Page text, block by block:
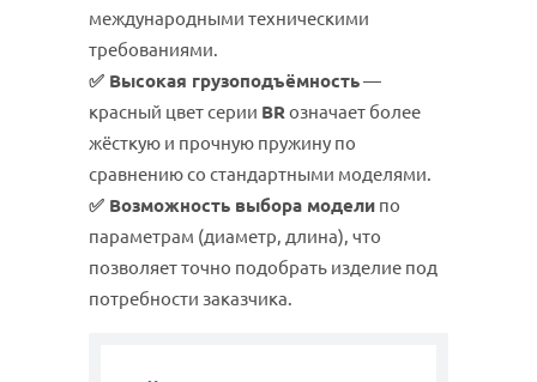
международными техническими
требованиями.
✅ Высокая грузоподъёмность—
красный цвет серии BR означает более
жёсткую и прочную пружину по
сравнению со стандартными моделями.
✅ Возможность выбора модели по
параметрам (диаметр, длина), что
позволяет точно подобрать изделие под
потребности заказчика.